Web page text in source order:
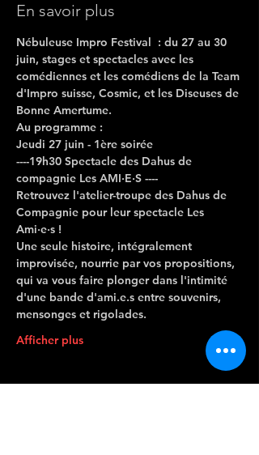
En savoir plus
Nébuleuse Impro Festival  : du 27 au 30
juin, stages et spectacles avec les
comédiennes et les comédiens de la Team
d'Impro suisse, Cosmic, et les Diseuses de
Bonne Amertume.
Au programme :
Jeudi 27 juin - 1ère soirée
----19h30 Spectacle des Dahus de
compagnie Les AMI·E·S ----
Retrouvez l'atelier-troupe des Dahus de
Compagnie pour leur spectacle Les
Ami·e·s !
Une seule histoire, intégralement
improvisée, nourrie par vos propositions,
qui va vous faire plonger dans l'intimité
d'une bande d'ami.e.s entre souvenirs,
mensonges et rigolades.
Afficher plus